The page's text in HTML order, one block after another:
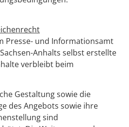
Presse- und Informationsamt
Anhalts selbst erstellte
verbleibt beim
Gestaltung sowie die
des Angebots sowie ihre
sind